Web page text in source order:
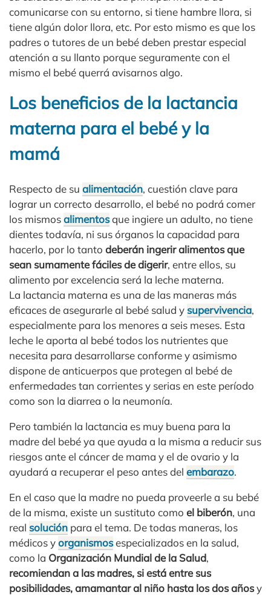
comunicarse con su entorno, si tiene hambre llora, si
tiene algún dolor llora, etc. Por esto mismo es que los
padres o tutores de un bebé deben prestar especial
atención a su llanto porque seguramente con el
mismo el bebé querrá avisarnos algo.
Los beneficios de la lactancia
materna para el bebé y la
mamá
Respecto de su alimentación, cuestión clave para
lograr un correcto desarrollo, el bebé no podrá comer
los mismosalimentosque ingiere un adulto, no tiene
dientes todavía, ni sus órganos la capacidad para
hacerlo, por lo tanto deberán ingerir alimentos que
sean sumamente fáciles de digerir, entre ellos, su
alimento por excelencia será la leche materna.
La lactancia materna es una de las maneras más
eficaces de asegurarle al bebé salud y supervivencia,
especialmente para los menores a seis meses. Esta
leche le aporta al bebé todos los nutrientes que
necesita para desarrollarse conforme y asimismo
dispone de anticuerpos que protegen al bebé de
enfermedades tan corrientes y serias en este período
como son la diarrea o la neumonía.
Pero también la lactancia es muy buena para la
madre del bebé ya que ayuda a la misma a reducir sus
riesgos ante el cáncer de mama y el de ovario y la
ayudará a recuperar el peso antes del embarazo.
En el caso que la madre no pueda proveerle a su bebé
de la misma, existe un sustituto como el biberón, una
real solución para el tema. De todas maneras, los
médicos yorganismosespecializados en la salud,
como la Organización Mundial de la Salud,
recomiendan a las madres, si está entre sus
posibilidades, amamantar al niño hasta los dos añosy